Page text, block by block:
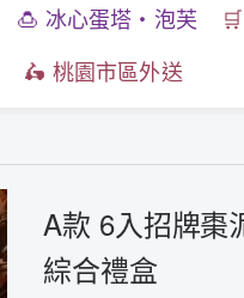
🍮 冰心蛋塔・泡芙
🛵 桃園市區外送
A款 6入招牌棗
綜合禮盒